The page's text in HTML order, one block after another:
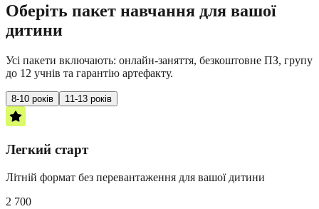
Оберіть пакет навчання для вашої
дитини
Усі пакети включають: онлайн-заняття, безкоштовне ПЗ, групу
до 12 учнів та гарантію артефакту.
8-10 років 11-13 років
Легкий старт
Літній формат без перевантаження для вашої дитини
2 700